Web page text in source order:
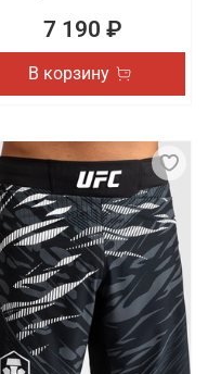
7 190 ₽
В корзину